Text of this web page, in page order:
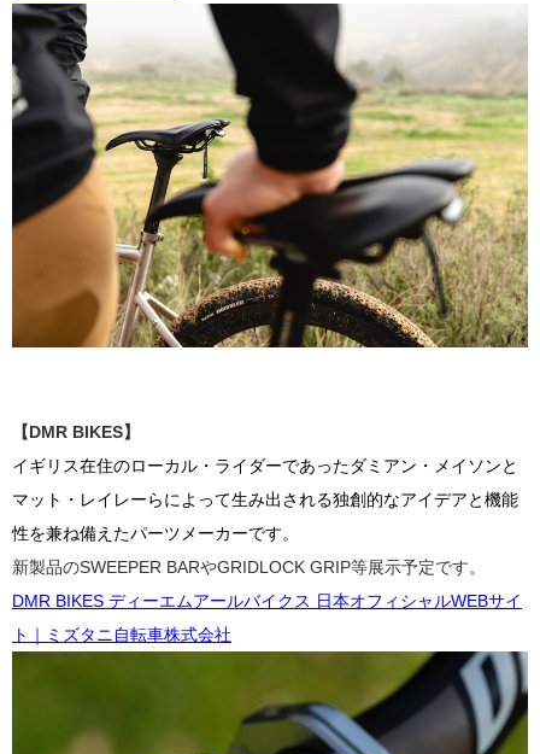
【DMR BIKES】
イギリス在住のローカル・ライダーであったダミアン・メイソンと
マット・レイレーらによって生み出される独創的なアイデアと機能
性を兼ね備えたパーツメーカーです。
新製品のSWEEPER BARやGRIDLOCK GRIP等展示予定です。
DMR BIKES ディーエムアールバイクス 日本オフィシャルWEBサイ
ト｜ミズタニ自転車株式会社